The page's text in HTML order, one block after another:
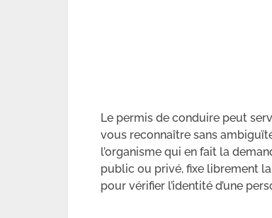
Le permis de conduire peut
vous reconnaître sans
l’organisme qui en fait la
public ou privé, fixe librement
pour vérifier l’identité d’une